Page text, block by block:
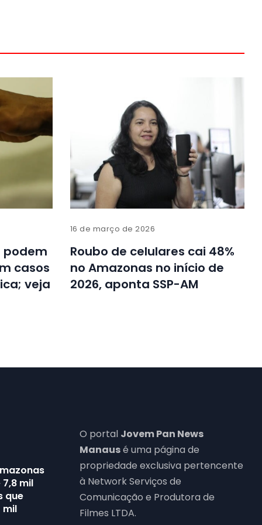
podem
casos
veja
16 de março de 2026
Roubo de celulares cai 48%
no Amazonas no início de
2026, aponta SSP-AM
mil
que
mil
O portal Jovem Pan News
Manausé uma página de
propriedade exclusiva pertencente
à Network Serviços de
Comunicação e Produtora de
Filmes LTDA.